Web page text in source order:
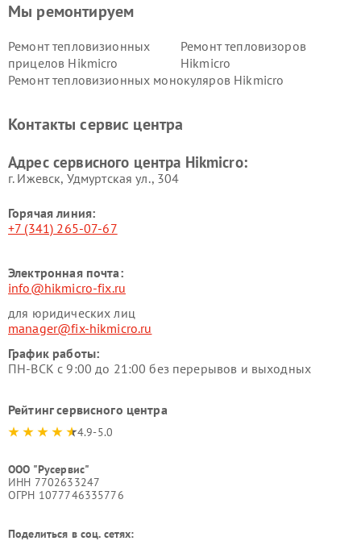
Мы ремонтируем
Ремонт тепловизионных
прицелов Hikmicro
Ремонт тепловизоров
Hikmicro
Ремонт тепловизионных монокуляров Hikmicro
Контакты сервис центра
Адрес сервисного центра Hikmicro:
г. Ижевск, Удмуртская ул., 304
Горячая линия:
+7 (341) 265-07-67
Электронная почта:
info@hikmicro-fix.ru
для юридических лиц
manager@fix-hikmicro.ru
График работы:
ПН-ВСК с 9:00 до 21:00 без перерывов и выходных
Рейтинг сервисного центра
4.9-5.0
ООО "Русервис"
ИНН 7702633247
ОГРН 1077746335776
Поделиться в соц. сетях: